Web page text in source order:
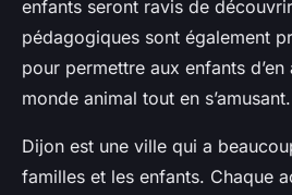
enfants seront ravis de
pédagogiques sont également
pour permettre aux enfants
monde animal tout en s’amusant.
Dijon est une ville qui a
familles et les enfants. Chaque